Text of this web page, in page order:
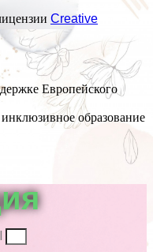
Creative
Европейского
образование